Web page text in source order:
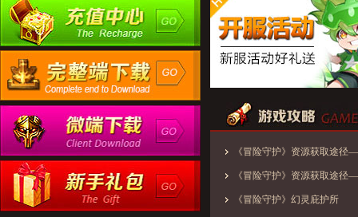
《冒险守护》资源获取途
《冒险守护》资源获取途
《冒险守护》幻灵庇护所